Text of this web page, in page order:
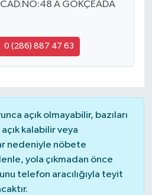
A GÖKÇEADA
0 (286) 887 47 63
açık olmayabilir, bazıları
kalabilir veya
nedeniyle nöbete
yola çıkmadan önce
telefon aracılığıyla teyit